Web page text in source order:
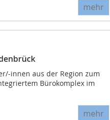
mehr
innen aus der Region zum
Bürokomplex im
mehr